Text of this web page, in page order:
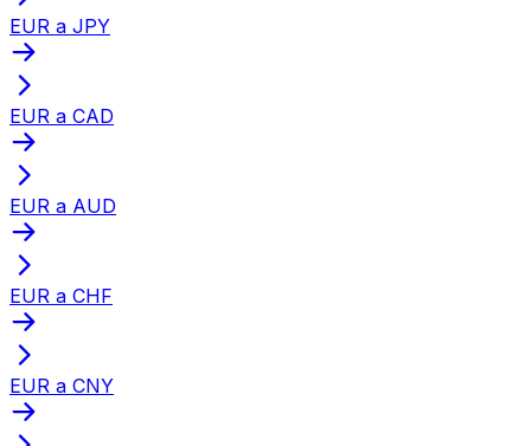
EUR a JPY
EUR a CAD
EUR a AUD
EUR a CHF
EUR a CNY